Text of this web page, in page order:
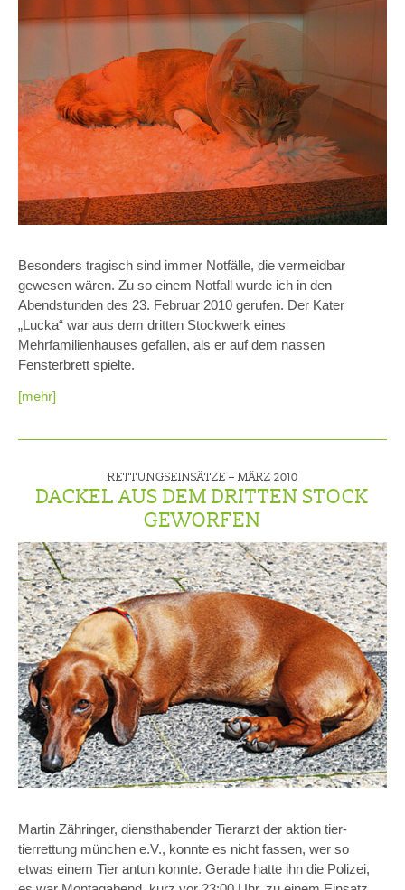
Besonders tragisch sind immer Notfälle, die vermeidbar
gewesen wären. Zu so einem Notfall wurde ich in den
Abendstunden des 23. Februar 2010 gerufen. Der Kater
„Lucka“ war aus dem dritten Stockwerk eines
Mehrfamilienhauses gefallen, als er auf dem nassen
Fensterbrett spielte.
[mehr]
RETTUNGSEINSÄTZE – MÄRZ 2010
DACKEL AUS DEM DRITTEN STOCK
GEWORFEN
Martin Zähringer, diensthabender Tierarzt der aktion tier-
tierrettung münchen e.V., konnte es nicht fassen, wer so
etwas einem Tier antun konnte. Gerade hatte ihn die Polizei,